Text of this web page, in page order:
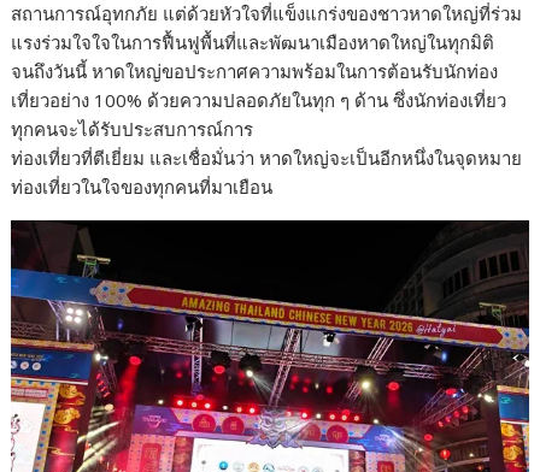
สถานการณ์อุทกภัย แต่ด้วยหัวใจที่แข็งแกร่งของชาวหาดใหญ่ที่ร่วม
แรงร่วมใจใจในการฟื้นฟูพื้นที่และพัฒนาเมืองหาดใหญ่ในทุกมิติ
จนถึงวันนี้ หาดใหญ่ขอประกาศความพร้อมในการต้อนรับนักท่อง
เที่ยวอย่าง 100% ด้วยความปลอดภัยในทุก ๆ ด้าน ซึ่งนักท่องเที่ยว
ทุกคนจะได้รับประสบการณ์การ
ท่องเที่ยวที่ตีเยี่ยม และเชื่อมั่นว่า หาดใหญ่จะเป็นอีกหนึ่งในจุดหมาย
ท่องเที่ยวในใจของทุกคนที่มาเยือน